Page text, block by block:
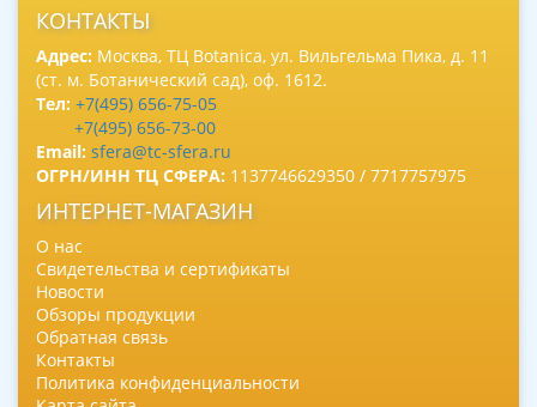
КОНТАКТЫ
Адрес: Москва, ТЦ Botanica, ул. Вильгельма Пика, д. 11
(ст. м. Ботанический сад), оф. 1612.
Тел: +7(495) 656-75-05
+7(495) 656-73-00
Email: sfera@tc-sfera.ru
ОГРН/ИНН ТЦ СФЕРА: 1137746629350 / 7717757975
ИНТЕРНЕТ-МАГАЗИН
О нас
Свидетельства и сертификаты
Новости
Обзоры продукции
Обратная связь
Контакты
Политика конфиденциальности